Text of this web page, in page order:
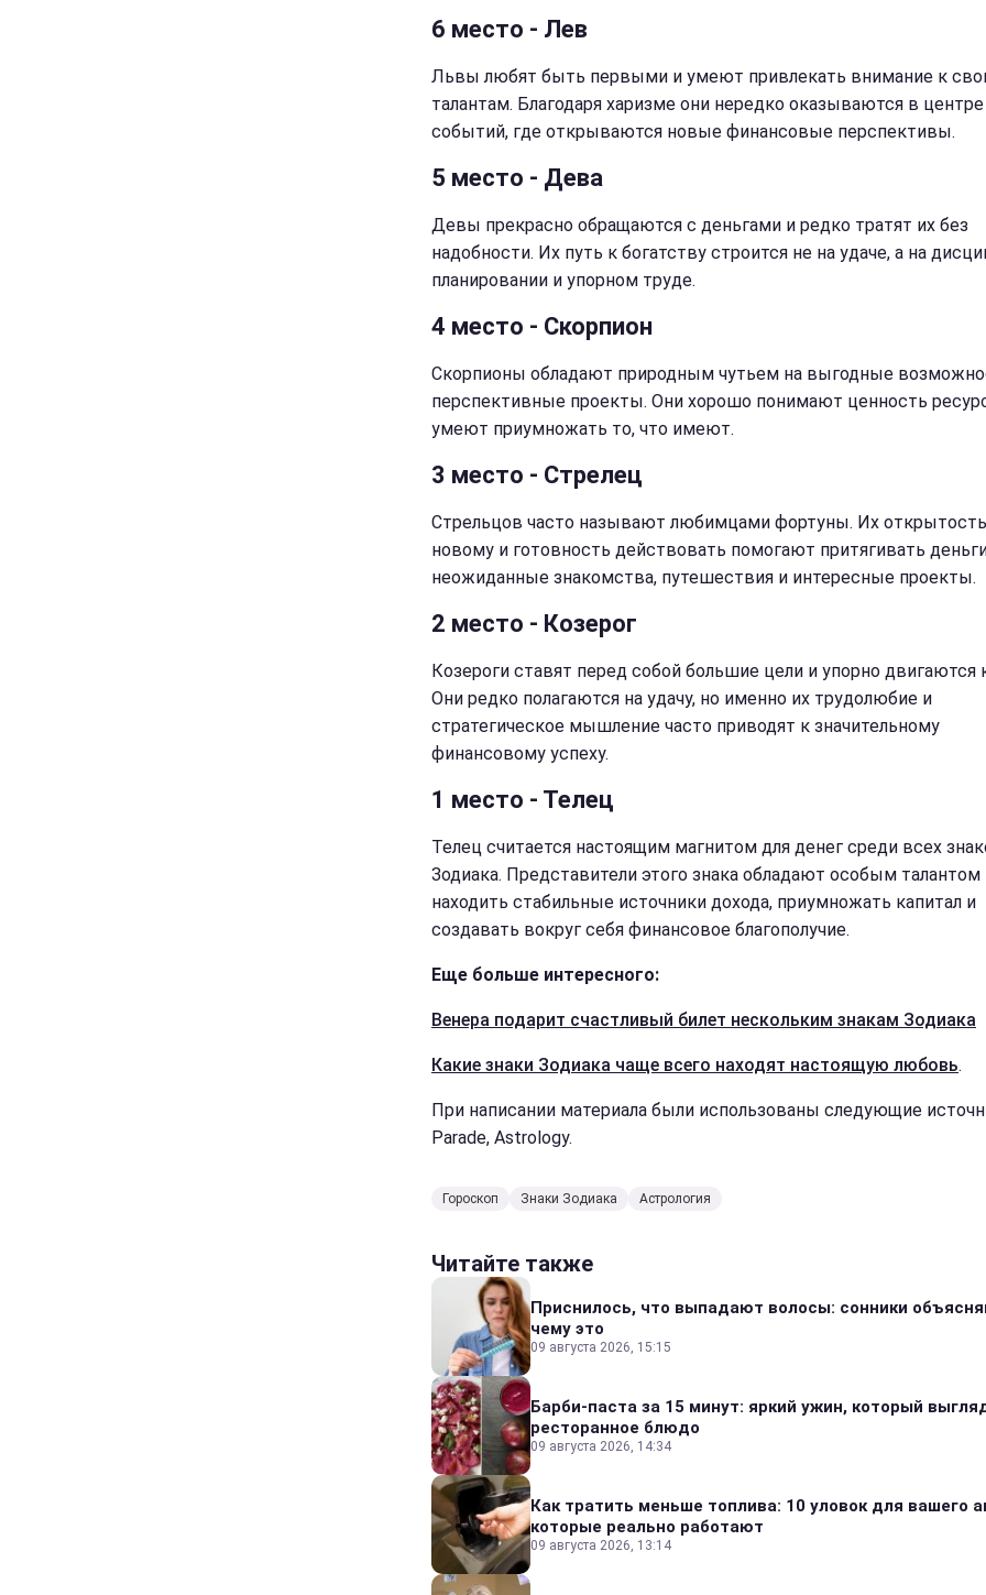
6 место - Лев
Львы любят быть первыми и умеют привлекать внимание к
талантам. Благодаря харизме они нередко оказываются в центре
событий, где открываются новые финансовые перспективы.
5 место - Дева
Девы прекрасно обращаются с деньгами и редко тратят их без
надобности. Их путь к богатству строится не на удаче, а на
планировании и упорном труде.
4 место - Скорпион
Скорпионы обладают природным чутьем на выгодные
перспективные проекты. Они хорошо понимают ценность
умеют приумножать то, что имеют.
3 место - Стрелец
Стрельцов часто называют любимцами фортуны. Их
новому и готовность действовать помогают притягивать
неожиданные знакомства, путешествия и интересные проекты.
2 место - Козерог
Козероги ставят перед собой большие цели и упорно двигаются
Они редко полагаются на удачу, но именно их трудолюбие и
стратегическое мышление часто приводят к значительному
финансовому успеху.
1 место - Телец
Телец считается настоящим магнитом для денег среди всех
Зодиака. Представители этого знака обладают особым талантом
находить стабильные источники дохода, приумножать капитал и
создавать вокруг себя финансовое благополучие.
Еще больше интересного:
Венера подарит счастливый билет нескольким знакам Зодиака
Какие знаки Зодиака чаще всего находят настоящую любовь.
При написании материала были использованы следующие
Parade, Astrology.
Гороскоп Знаки Зодиака Астрология
Читайте также
Приснилось, что выпадают волосы: сонники
чему это
09 августа 2026, 15:15
Барби-паста за 15 минут: яркий ужин, который
ресторанное блюдо
09 августа 2026, 14:34
Как тратить меньше топлива: 10 уловок для вашего
которые реально работают
09 августа 2026, 13:14